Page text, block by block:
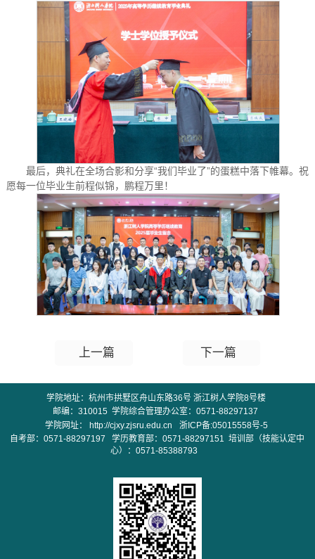
最后，典礼在全场合影和分享“我们毕业了”的蛋糕中落下帷幕。祝
愿每一位毕业生前程似锦，鹏程万里！
上一篇 下一篇
学院地址：杭州市拱墅区舟山东路36号 浙江树人学院8号楼
邮编：310015 学院综合管理办公室：0571-88297137
学院网址：
http://cjxy.zjsru.edu.cn
浙ICP备:05015558号-5
自考部：0571-88297197 学历教育部：0571-88297151 培训部（技能认定中
心）：0571-85388793